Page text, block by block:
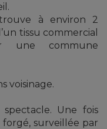
à environ 2
tissu commercial
une commune
voisinage.
Une fois
surveillée par